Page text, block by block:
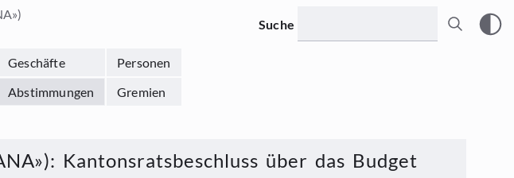
Geschäfte
Personen
Abstimmungen Gremien
Suche
: Kantonsratsbeschluss über das Budget